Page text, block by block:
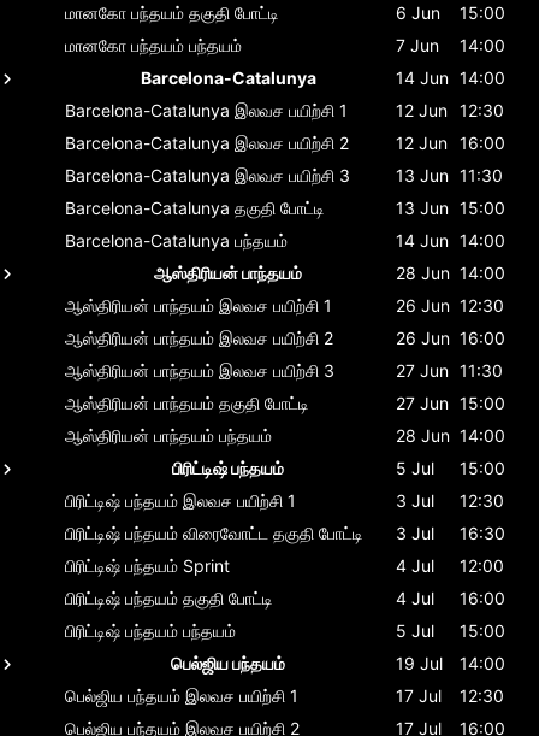
மானகோ பந்தயம் தகுதி போட்டி 6 Jun
15:00
மானகோ பந்தயம் பந்தயம் 7 Jun
14:00
Barcelona-Catalunya
14 Jun 14:00
Barcelona-Catalunya இலவச பயிற்சி 1 12 Jun 12:30
Barcelona-Catalunya இலவச பயிற்சி 2 12 Jun 16:00
Barcelona-Catalunya இலவச பயிற்சி 3 13 Jun 11:30
Barcelona-Catalunya தகுதி போட்டி 13 Jun 15:00
Barcelona-Catalunya பந்தயம் 14 Jun 14:00
ஆஸ்திரியன் பாந்தயம்
28 Jun 14:00
ஆஸ்திரியன் பாந்தயம் இலவச பயிற்சி 1 26 Jun 12:30
ஆஸ்திரியன் பாந்தயம் இலவச பயிற்சி 2 26 Jun 16:00
ஆஸ்திரியன் பாந்தயம் இலவச பயிற்சி 3 27 Jun 11:30
ஆஸ்திரியன் பாந்தயம் தகுதி போட்டி 27 Jun 15:00
ஆஸ்திரியன் பாந்தயம் பந்தயம் 28 Jun 14:00
பிரிட்டிஷ் பந்தயம்
5 Jul
15:00
பிரிட்டிஷ் பந்தயம் இலவச பயிற்சி 1 3 Jul
12:30
பிரிட்டிஷ் பந்தயம் விரைவோட்ட தகுதி போட்டி 3 Jul
16:30
பிரிட்டிஷ் பந்தயம் Sprint 4 Jul
12:00
பிரிட்டிஷ் பந்தயம் தகுதி போட்டி 4 Jul
16:00
பிரிட்டிஷ் பந்தயம் பந்தயம் 5 Jul
15:00
பெல்ஜிய பந்தயம்
19 Jul
14:00
பெல்ஜிய பந்தயம் இலவச பயிற்சி 1 17 Jul
12:30
பெல்ஜிய பந்தயம் இலவச பயிற்சி 2 17 Jul
16:00